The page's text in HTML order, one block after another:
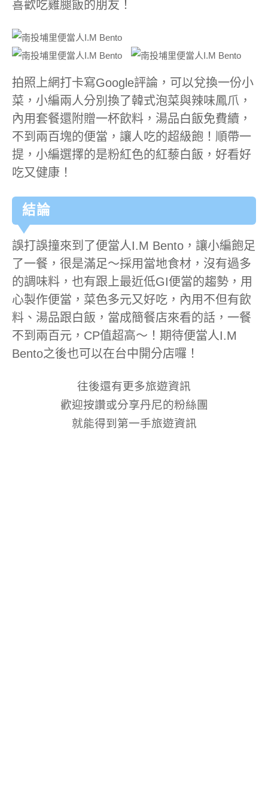
喜歡吃雞腿飯的朋友！
拍照上網打卡寫Google評論，可以兌換一份小
菜，小編兩人分別換了韓式泡菜與辣味鳳爪，
內用套餐還附贈一杯飲料，湯品白飯免費續，
不到兩百塊的便當，讓人吃的超級飽！順帶一
提，小編選擇的是粉紅色的紅藜白飯，好看好
吃又健康！
結論
誤打誤撞來到了便當人I.M Bento，讓小編飽足
了一餐，很是滿足～採用當地食材，沒有過多
的調味料，也有跟上最近低GI便當的趨勢，用
心製作便當，菜色多元又好吃，內用不但有飲
料、湯品跟白飯，當成簡餐店來看的話，一餐
不到兩百元，CP值超高～！期待便當人I.M
Bento之後也可以在台中開分店囉！
往後還有更多旅遊資訊
歡迎按讚或分享丹尼的粉絲團
就能得到第一手旅遊資訊